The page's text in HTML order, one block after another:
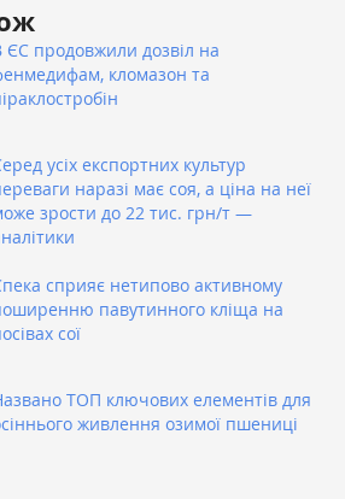
ЄС продовжили дозвіл на
кломазон та
усіх експортних культур
наразі має соя, а ціна на неї
зрости до 22 тис. грн/т —
сприяє нетипово активному
павутинного кліща на
сої
ТОП ключових елементів для
живлення озимої пшениці